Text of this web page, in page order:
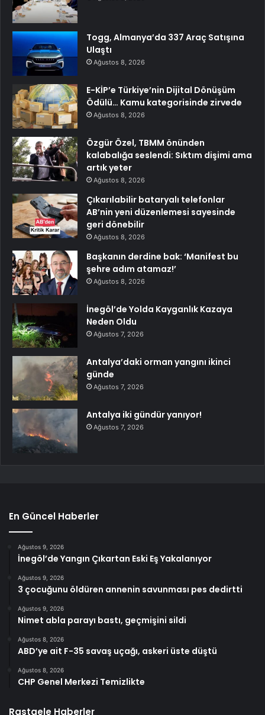
Togg, Almanya’da 337 Araç Satışına
Ulaştı
Ağustos 8, 2026
E-KİP’e Türkiye’nin Dijital Dönüşüm
Ödülü… Kamu kategorisinde zirvede
Ağustos 8, 2026
Özgür Özel, TBMM önünden
kalabalığa seslendi: Sıktım dişimi ama
artık yeter
Ağustos 8, 2026
Çıkarılabilir bataryalı telefonlar
AB’nin yeni düzenlemesi sayesinde
geri dönebilir
Ağustos 8, 2026
Başkanın derdine bak: ‘Manifest bu
şehre adım atamaz!’
Ağustos 8, 2026
İnegöl’de Yolda Kayganlık Kazaya
Neden Oldu
Ağustos 7, 2026
Antalya’daki orman yangını ikinci
günde
Ağustos 7, 2026
Antalya iki gündür yanıyor!
Ağustos 7, 2026
En Güncel Haberler
Ağustos 9, 2026
İnegöl’de Yangın Çıkartan Eski Eş Yakalanıyor
Ağustos 9, 2026
3 çocuğunu öldüren annenin savunması pes dedirtti
Ağustos 9, 2026
Nimet abla parayı bastı, geçmişini sildi
Ağustos 8, 2026
ABD’ye ait F-35 savaş uçağı, askeri üste düştü
Ağustos 8, 2026
CHP Genel Merkezi Temizlikte
Rastgele Haberler